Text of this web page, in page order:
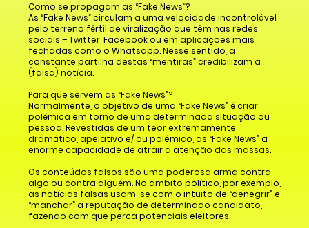
Como se propagam as “Fake News”?
As “Fake News” circulam a uma velocidade incontrolável
pelo terreno fértil de viralização que têm nas redes
sociais – Twitter, Facebook ou em aplicações mais
fechadas como o Whatsapp. Nesse sentido, a
constante partilha destas “mentiras” credibilizam a
(falsa) notícia.
Para que servem as “Fake News”?
Normalmente, o objetivo de uma “Fake News” é criar
polémica em torno de uma determinada situação ou
pessoa. Revestidas de um teor extremamente
dramático, apelativo e/ ou polêmico, as “Fake News” a
enorme capacidade de atrair a atenção das massas.
Os conteúdos falsos são uma poderosa arma contra
algo ou contra alguém. No âmbito político, por exemplo,
as notícias falsas usam-se com o intuito de “denegrir” e
“manchar” a reputação de determinado candidato,
fazendo com que perca potenciais eleitores.